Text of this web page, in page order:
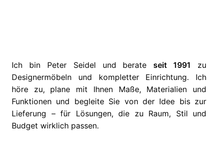
Ich bin Peter Seidel und berateseit 1991
zu
Designermöbeln und kompletter Einrichtung. Ich
höre zu, plane mit Ihnen Maße, Materialien und
Funktionen und begleite Sie von der Idee bis zur
Lieferung – für Lösungen, die zu Raum, Stil und
Budget wirklich passen.